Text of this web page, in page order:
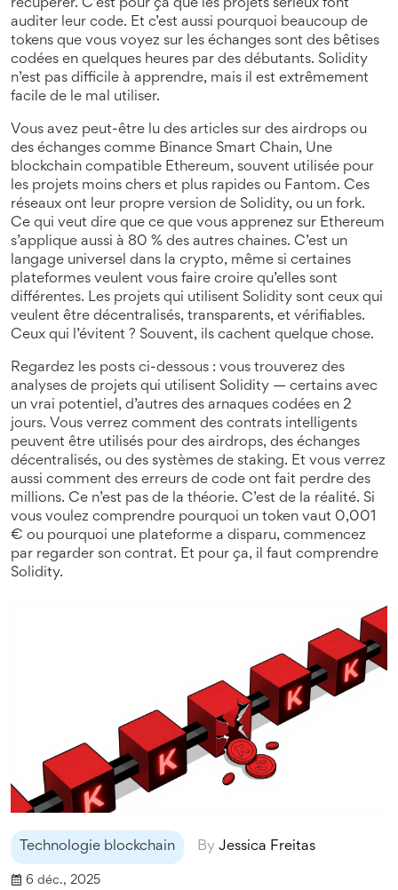
récupérer. C’est pour ça que les projets sérieux font
auditer leur code. Et c’est aussi pourquoi beaucoup de
tokens que vous voyez sur les échanges sont des bêtises
codées en quelques heures par des débutants. Solidity
n’est pas difficile à apprendre, mais il est extrêmement
facile de le mal utiliser.
Vous avez peut-être lu des articles sur des airdrops ou
des échanges comme Binance Smart Chain, Une
blockchain compatible Ethereum, souvent utilisée pour
les projets moins chers et plus rapides ou Fantom. Ces
réseaux ont leur propre version de Solidity, ou un fork.
Ce qui veut dire que ce que vous apprenez sur Ethereum
s’applique aussi à 80 % des autres chaines. C’est un
langage universel dans la crypto, même si certaines
plateformes veulent vous faire croire qu’elles sont
différentes. Les projets qui utilisent Solidity sont ceux qui
veulent être décentralisés, transparents, et vérifiables.
Ceux qui l’évitent ? Souvent, ils cachent quelque chose.
Regardez les posts ci-dessous : vous trouverez des
analyses de projets qui utilisent Solidity — certains avec
un vrai potentiel, d’autres des arnaques codées en 2
jours. Vous verrez comment des contrats intelligents
peuvent être utilisés pour des airdrops, des échanges
décentralisés, ou des systèmes de staking. Et vous verrez
aussi comment des erreurs de code ont fait perdre des
millions. Ce n’est pas de la théorie. C’est de la réalité. Si
vous voulez comprendre pourquoi un token vaut 0,001
€ ou pourquoi une plateforme a disparu, commencez
par regarder son contrat. Et pour ça, il faut comprendre
Solidity.
Technologie blockchain By Jessica Freitas
6 déc., 2025